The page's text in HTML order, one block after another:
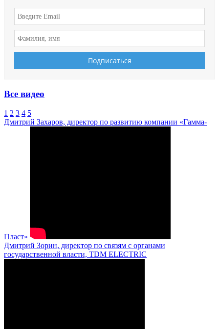
Все видео
1 2 3 4 5
Дмитрий Захаров, директор по развитию компании «Гамма-
Пласт»
Дмитрий Зорин, директор по связям с органами
государственной власти, TDM ELECTRIC